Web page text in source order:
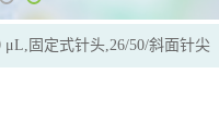
固定式针头,26/50/斜面针尖